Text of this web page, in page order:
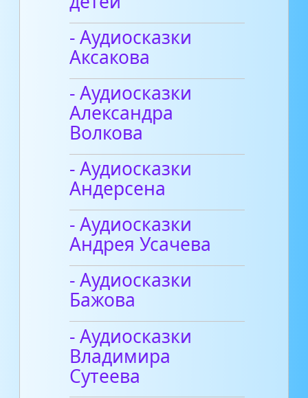
- Аудиосказки
Аксакова
- Аудиосказки
Александра
Волкова
- Аудиосказки
Андерсена
- Аудиосказки
Андрея Усачева
- Аудиосказки
Бажова
- Аудиосказки
Владимира
Сутеева